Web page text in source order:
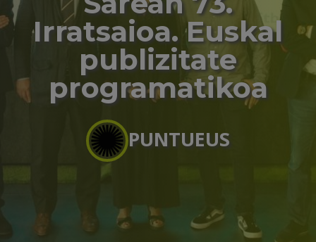
Irratsaioa. Euskal
publizitate
programatikoa
PUNTUEUS